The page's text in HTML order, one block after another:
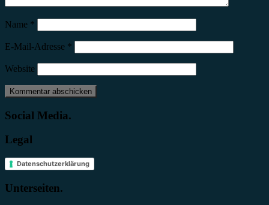
Name *
E-Mail-Adresse *
Website
Social Media.
Legal
Datenschutzerklärung
Unterseiten.